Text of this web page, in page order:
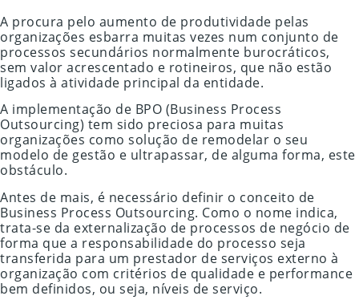
A procura pelo aumento de produtividade pelas
organizações esbarra muitas vezes num conjunto de
processos secundários normalmente burocráticos,
sem valor acrescentado e rotineiros, que não estão
ligados à atividade principal da entidade.
A implementação de BPO (Business Process
Outsourcing) tem sido preciosa para muitas
organizações como solução de remodelar o seu
modelo de gestão e ultrapassar, de alguma forma, este
obstáculo.
Antes de mais, é necessário definir o conceito de
Business Process Outsourcing. Como o nome indica,
trata-se da externalização de processos de negócio de
forma que a responsabilidade do processo seja
transferida para um prestador de serviços externo à
organização com critérios de qualidade e performance
bem definidos, ou seja, níveis de serviço.